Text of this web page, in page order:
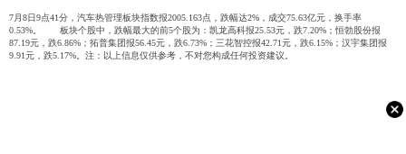
7月8日9点41分，汽车热管理板块指数报2005.163点，跌幅达2%，成交75.63亿元，换手率
0.53%。 板块个股中，跌幅最大的前5个股为：凯龙高科报25.53元，跌7.20%；恒勃股份报
87.19元，跌6.86%；拓普集团报56.45元，跌6.73%；三花智控报42.71元，跌6.15%；汉宇集团报
9.91元，跌5.17%。注：以上信息仅供参考，不对您构成任何投资建议。